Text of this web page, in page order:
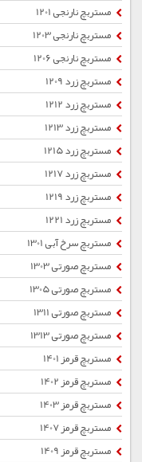
مستربچ نارنجی 1201
مستربچ نارنجی 1203
مستربچ نارنجی 1206
مستربچ زرد 1209
مستربچ زرد 1212
مستربچ زرد 1213
مستربچ زرد 1215
مستربچ زرد 1217
مستربچ زرد 1219
مستربچ زرد 1221
مستربچ سرخ آبی 1301
مستربچ صورتی 1303
مستربچ صورتی 1305
مستربچ صورتی 1311
مستربچ صورتی 1313
مستربچ قرمز 1401
مستربچ قرمز 1402
مستربچ قرمز 1403
مستربچ قرمز 1407
مستربچ قرمز 1409